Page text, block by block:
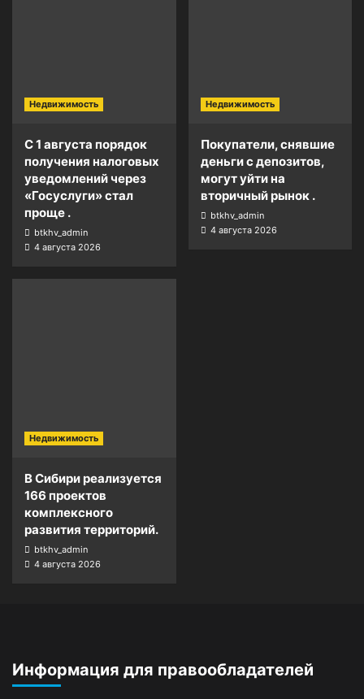
Недвижимость
С 1 августа порядок
получения налоговых
уведомлений через
«Госуслуги» стал
проще .
btkhv_admin
4 августа 2026
Недвижимость
Покупатели, снявшие
деньги с депозитов,
могут уйти на
вторичный рынок .
btkhv_admin
4 августа 2026
Недвижимость
В Сибири реализуется
166 проектов
комплексного
развития территорий.
btkhv_admin
4 августа 2026
Информация для правообладателей